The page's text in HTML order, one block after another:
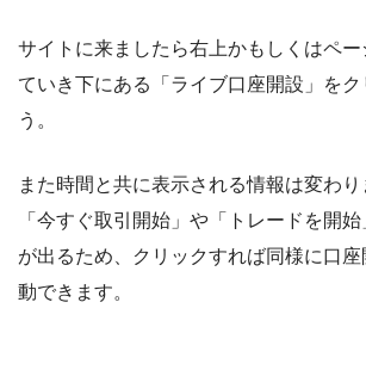
サイトに来ましたら右上かもしくはペ
ていき下にある「ライブ口座開設」をク
う。
また時間と共に表示される情報は変わ
「今すぐ取引開始」や「トレードを開
が出るため、クリックすれば同様に口
動できます。